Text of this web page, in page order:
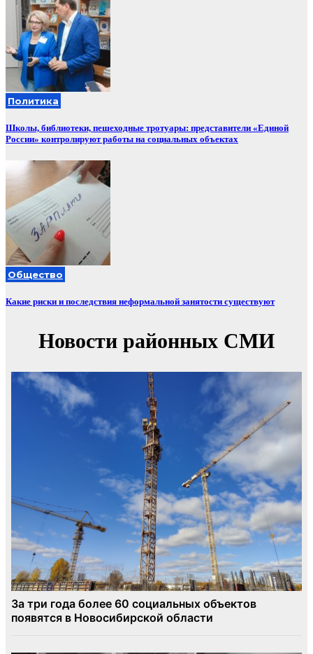
Политика
Школы, библиотеки, пешеходные тротуары: представители «Единой
России» контролируют работы на социальных объектах
Общество
Какие риски и последствия неформальной занятости существуют